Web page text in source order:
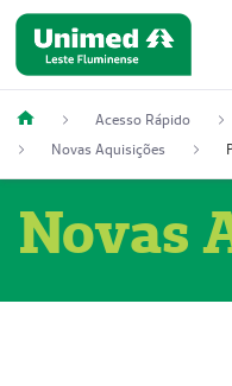
Acesso Rápido
Novas Aquisições
Novas